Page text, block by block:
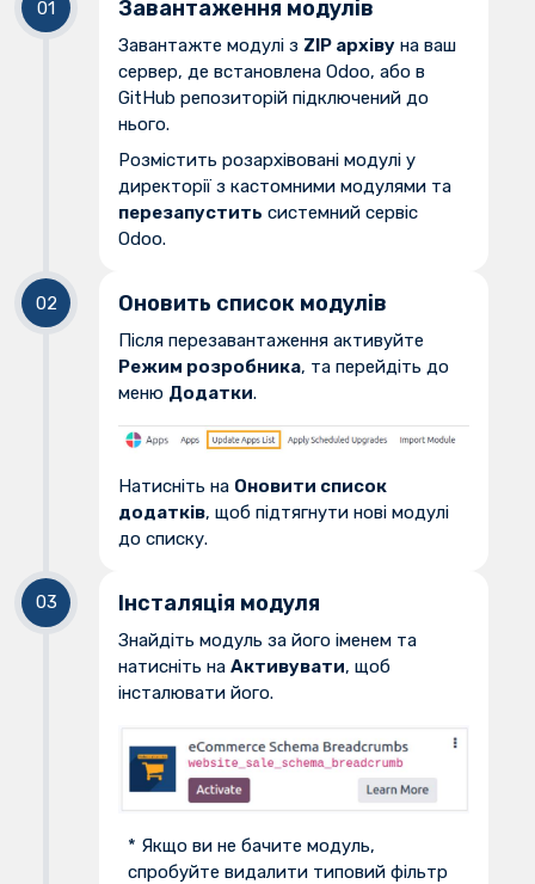
Завантаження модулів
Завантажте модулі з ZIP архіву на ваш
сервер, де встановлена Odoo, або в
GitHub репозиторій підключений до
нього.
Розмістить розархівовані модулі у
директорії з кастомними модулями та
перезапустить системний сервіс
Odoo.
Оновить список модулів
Після перезавантаження активуйте
Режим розробника, та перейдіть до
меню Додатки.
Натисніть на Оновити список
додатків, щоб підтягнути нові модулі
до списку.
Інсталяція модуля
Знайдіть модуль за його іменем та
натисніть на Активувати, щоб
інсталювати його.
* Якщо ви не бачите модуль,
спробуйте видалити типовий фільтр